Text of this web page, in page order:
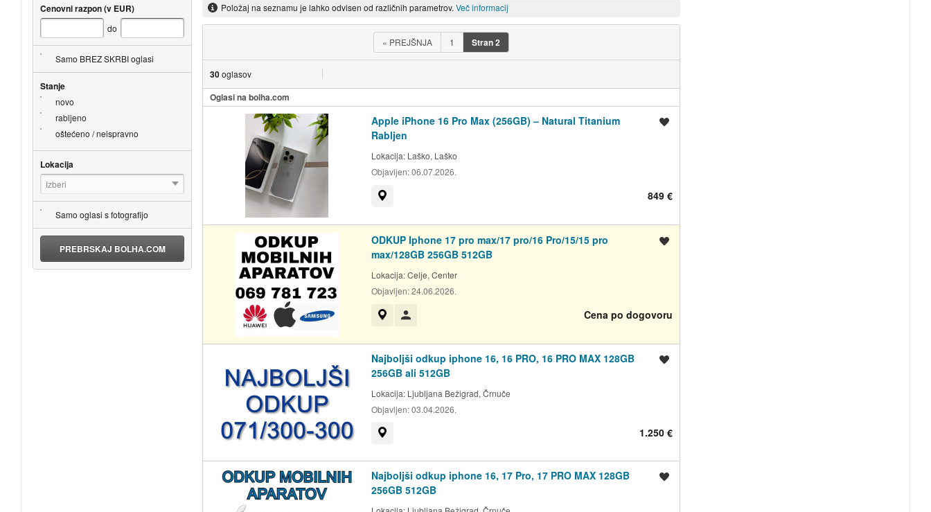
Položaj na seznamu je lahko odvisen od različnih parametrov. Več informacij
« PREJŠNJA 1 Stran2
30oglasov
Oglasi na bolha.com
Apple iPhone 16 Pro Max (256GB) – Natural Titanium
Rabljen
Lokacija: Laško, Laško
Objavljen:06.07.2026.
849 €
ODKUP Iphone 17 pro max/17 pro/16 Pro/15/15 pro
max/128GB 256GB 512GB
Lokacija:Celje, Center
Objavljen:24.06.2026.
Cena po dogovoru
Najboljši odkup iphone 16, 16 PRO, 16 PRO MAX 128GB
256GB ali 512GB
Lokacija: Ljubljana Bežigrad, Črnuče
Objavljen:03.04.2026.
1.250 €
Najboljši odkup iphone 16, 17 Pro, 17 PRO MAX 128GB
256GB 512GB
Cenovni razpon (v EUR)
do
Samo BREZ SKRBI oglasi
Stanje
novo
rabljeno
oštećeno / neispravno
Lokacija
Izberi
Samo oglasi s fotografijo
PREBRSKAJ BOLHA.COM